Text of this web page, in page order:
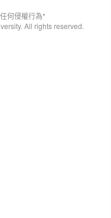
何侵權行為*
All rights reserved.